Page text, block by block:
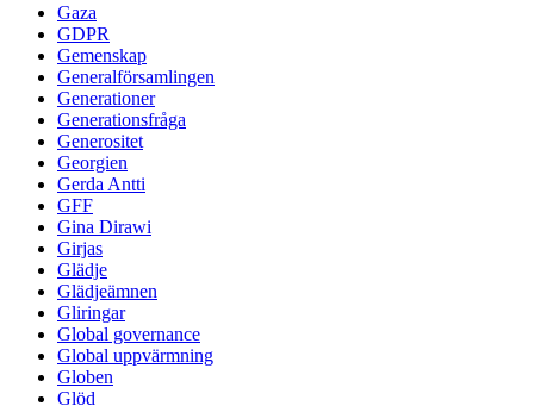
Gaza
GDPR
Gemenskap
Generalförsamlingen
Generationer
Generationsfråga
Generositet
Georgien
Gerda Antti
GFF
Gina Dirawi
Girjas
Glädje
Glädjeämnen
Gliringar
Global governance
Global uppvärmning
Globen
Glöd